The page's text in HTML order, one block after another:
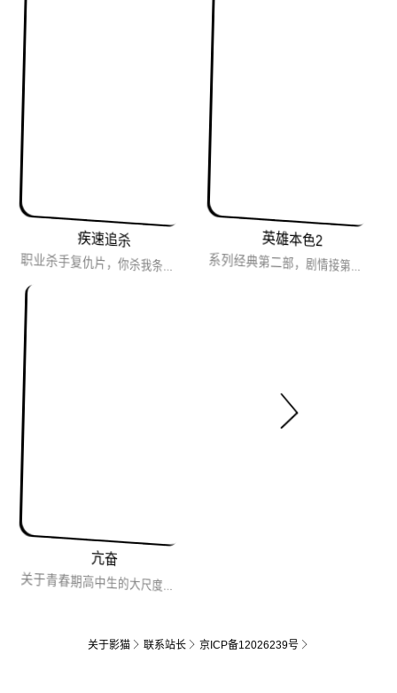
疾速追杀 英雄本色2
亢奋
关于青春期高中生的大尺度美剧，所有你能想到的烂事他们都干，配乐和摄影尤其出彩，这部剧仿佛是一种畅快的宣...
关于影猫 联系站长 京ICP备12026239号